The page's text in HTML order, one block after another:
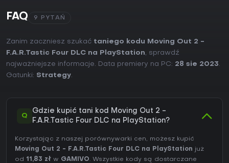
FAQ 9 PYTAŃ
Zanim zaczniesz szukać taniego kodu Moving Out 2 -
F.A.R.Tastic Four DLC na PlayStation, sprawdź
najważniejsze informacje. Data premiery na PC: 28 sie 2023.
Gatunki: Strategy.
Q
Gdzie kupić tani kod Moving Out 2 -
F.A.R.Tastic Four DLC na PlayStation?
Korzystając z naszej porównywarki cen, możesz kupić
Moving Out 2 - F.A.R.Tastic Four DLC na PlayStation już
od 11,83 zł w GAMIVO. Wszystkie kody są dostarczane